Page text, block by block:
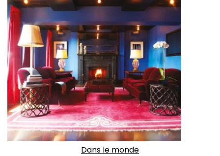
Dans le monde